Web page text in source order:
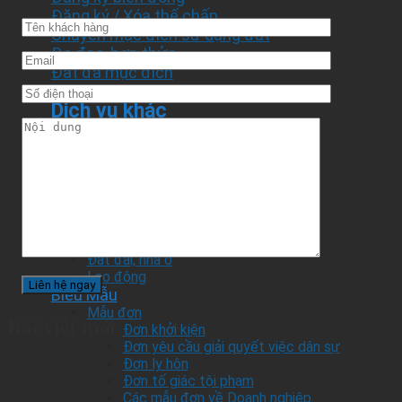
Đăng ký / Xóa thế chấp
Chuyển mục đích sử dụng đất
Đo đạc, hợp thửa
Đất đa mục đích
Dịch vụ khác
Đất đai, nhà ở
Lao động
Biểu Mẫu
Mẫu đơn
Đơn khởi kiện
Đơn yêu cầu giải quyết việc dân sự
Đơn ly hôn
Đơn tố giác tội phạm
Các mẫu đơn về Doanh nghiệp
Bài viết mới